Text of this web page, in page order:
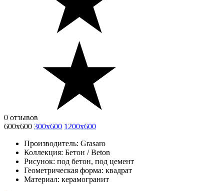
0 отзывов
600x600 300х600 1200x600
Производитель: Grasaro
Коллекция: Бетон / Beton
Рисунок: под бетон, под цемент
Геометрическая форма: квадрат
Материал: керамогранит